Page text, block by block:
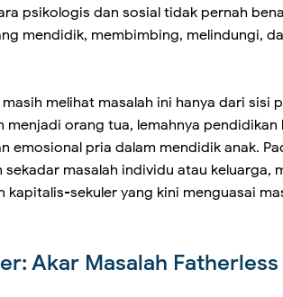
psikologis dan sosial tidak pernah
mendidik, membimbing, melindungi,
melihat masalah ini hanya dari sisi
menjadi orang tua, lemahnya pendidikan
emosional pria dalam mendidik anak.
masalah individu atau keluarga,
kapitalis-sekuler yang kini menguasai
Akar Masalah Fatherless